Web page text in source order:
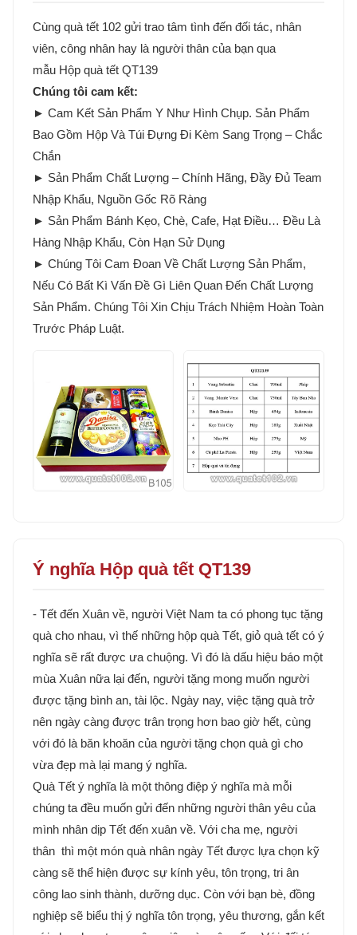
Cùng quà tết 102 gửi trao tâm tình đến đối tác, nhân
viên, công nhân hay là người thân của bạn qua
mẫu Hộp quà tết QT139
Chúng tôi cam kết:
► Cam Kết Sản Phẩm Y Như Hình Chụp. Sản Phẩm
Bao Gồm Hộp Và Túi Đựng Đi Kèm Sang Trọng – Chắc
Chắn
► Sản Phẩm Chất Lượng – Chính Hãng, Đầy Đủ Team
Nhập Khẩu, Nguồn Gốc Rõ Ràng
► Sản Phẩm Bánh Kẹo, Chè, Cafe, Hạt Điều… Đều Là
Hàng Nhập Khẩu, Còn Hạn Sử Dụng
► Chúng Tôi Cam Đoan Về Chất Lượng Sản Phẩm,
Nếu Có Bất Kì Vấn Đề Gì Liên Quan Đến Chất Lượng
Sản Phẩm. Chúng Tôi Xin Chịu Trách Nhiệm Hoàn Toàn
Trước Pháp Luật.
Ý nghĩa Hộp quà tết QT139
- Tết đến Xuân về, người Việt Nam ta có phong tục tặng
quà cho nhau, vì thế những hộp quà Tết, giỏ quà tết có ý
nghĩa sẽ rất được ưa chuộng. Vì đó là dấu hiệu báo một
mùa Xuân nữa lại đến, người tặng mong muốn người
được tặng bình an, tài lộc. Ngày nay, việc tặng quà trở
nên ngày càng được trân trọng hơn bao giờ hết, cùng
với đó là băn khoăn của người tặng chọn quà gì cho
vừa đẹp mà lại mang ý nghĩa.
Quà Tết ý nghĩa là một thông điệp ý nghĩa mà mỗi
chúng ta đều muốn gửi đến những người thân yêu của
mình nhân dịp Tết đến xuân về. Với cha mẹ, người
thân thì một món quà nhân ngày Tết được lựa chọn kỹ
càng sẽ thể hiện được sự kính yêu, tôn trọng, tri ân
công lao sinh thành, dưỡng dục. Còn với bạn bè, đồng
nghiệp sẽ biểu thị ý nghĩa tôn trọng, yêu thương, gắn kết